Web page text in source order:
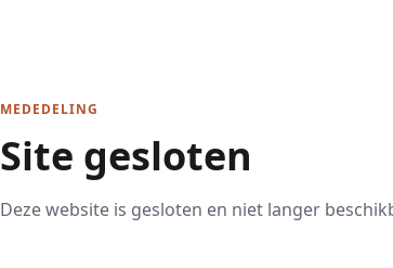
MEDEDELING
Site gesloten
Deze website is gesloten en niet langer